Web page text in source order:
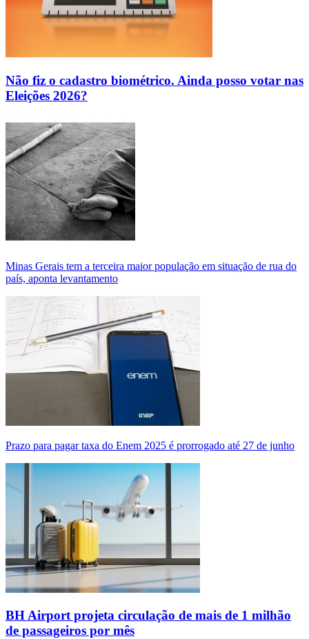
Não fiz o cadastro biométrico. Ainda posso votar nas
Eleições 2026?
Minas Gerais tem a terceira maior população em situação de rua do
país, aponta levantamento
Prazo para pagar taxa do Enem 2025 é prorrogado até 27 de junho
BH Airport projeta circulação de mais de 1 milhão
de passageiros por mês